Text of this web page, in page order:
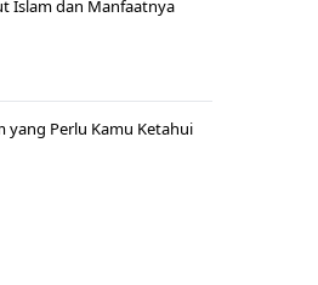
Islam dan Manfaatnya
yang Perlu Kamu Ketahui